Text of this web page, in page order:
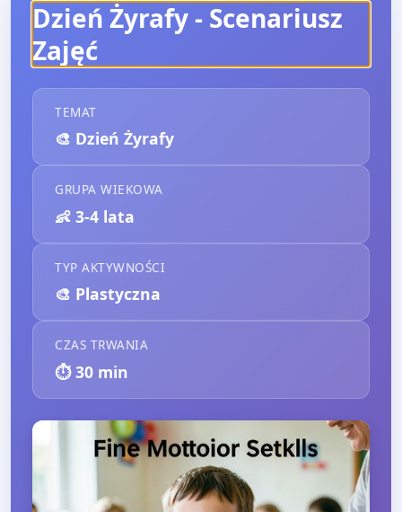
Dzień Żyrafy- Scenariusz
Zajęć
TEMAT
🎨 Dzień Żyrafy
GRUPA WIEKOWA
👶 3-4 lata
TYP AKTYWNOŚCI
🎨 Plastyczna
CZAS TRWANIA
⏱️30 min